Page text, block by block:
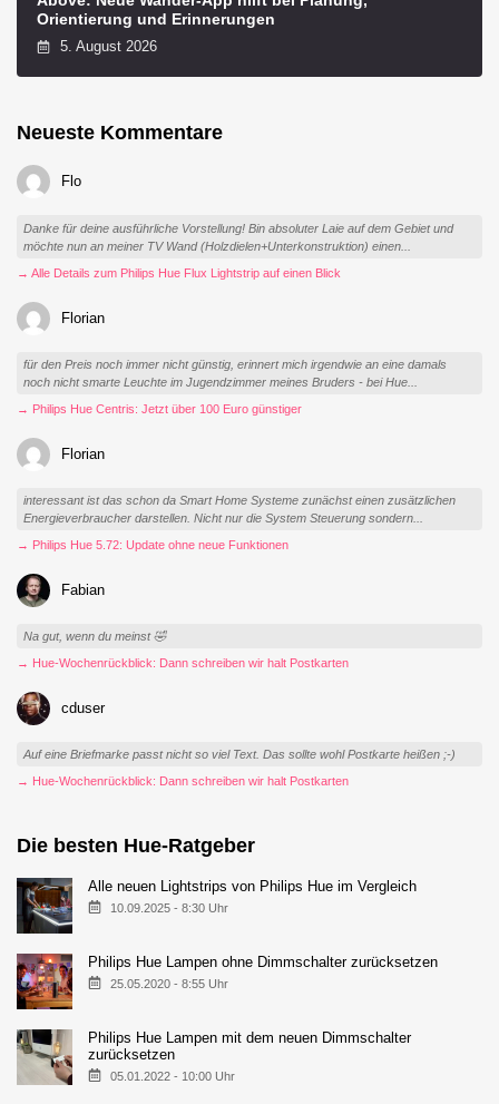
Orientierung und Erinnerungen
5. August 2026
Neueste Kommentare
Flo
Danke für deine ausführliche Vorstellung! Bin absoluter Laie auf dem Gebiet und
möchte nun an meiner TV Wand (Holzdielen+Unterkonstruktion) einen...
→ Alle Details zum Philips Hue Flux Lightstrip auf einen Blick
Florian
für den Preis noch immer nicht günstig, erinnert mich irgendwie an eine damals
noch nicht smarte Leuchte im Jugendzimmer meines Bruders - bei Hue...
→ Philips Hue Centris: Jetzt über 100 Euro günstiger
Florian
interessant ist das schon da Smart Home Systeme zunächst einen zusätzlichen
Energieverbraucher darstellen. Nicht nur die System Steuerung sondern...
→ Philips Hue 5.72: Update ohne neue Funktionen
Fabian
Na gut, wenn du meinst 🤣
→ Hue-Wochenrückblick: Dann schreiben wir halt Postkarten
cduser
Auf eine Briefmarke passt nicht so viel Text. Das sollte wohl Postkarte heißen ;-)
→ Hue-Wochenrückblick: Dann schreiben wir halt Postkarten
Die besten Hue-Ratgeber
Alle neuen Lightstrips von Philips Hue im Vergleich
10.09.2025 - 8:30 Uhr
Philips Hue Lampen ohne Dimmschalter zurücksetzen
25.05.2020 - 8:55 Uhr
Philips Hue Lampen mit dem neuen Dimmschalter
zurücksetzen
05.01.2022 - 10:00 Uhr